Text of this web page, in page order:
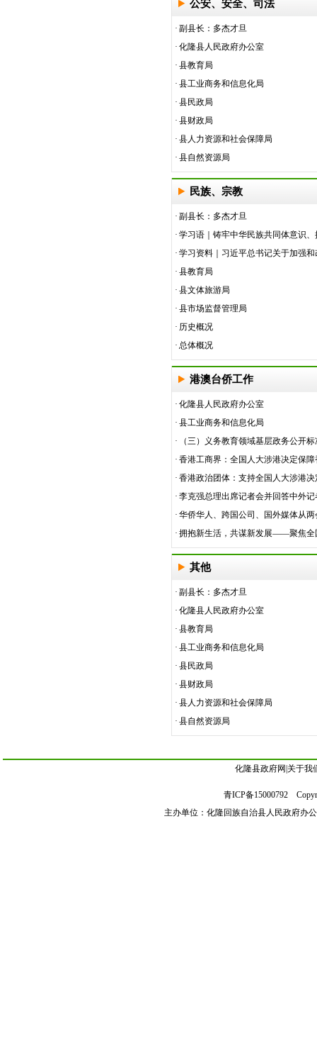
公安、安全、司法
· 副县长：多杰才旦
· 化隆县人民政府办公室
· 县教育局
· 县工业商务和信息化局
· 县民政局
· 县财政局
· 县人力资源和社会保障局
· 县自然资源局
民族、宗教
· 副县长：多杰才旦
· 学习语｜铸牢中华民族共同体意识
· 学习资料｜习近平总书记关于加强
· 县教育局
· 县文体旅游局
· 县市场监督管理局
· 历史概况
· 总体概况
港澳台侨工作
· 化隆县人民政府办公室
· 县工业商务和信息化局
·
（三）义务教育领域基层政务公开
· 香港工商界：全国人大涉港决定保
· 香港政治团体：支持全国人大涉港决
· 李克强总理出席记者会并回答中外
· 华侨华人、跨国公司、国外媒体从
· 拥抱新生活，共谋新发展——聚焦全
其他
· 副县长：多杰才旦
· 化隆县人民政府办公室
· 县教育局
· 县工业商务和信息化局
· 县民政局
· 县财政局
· 县人力资源和社会保障局
· 县自然资源局